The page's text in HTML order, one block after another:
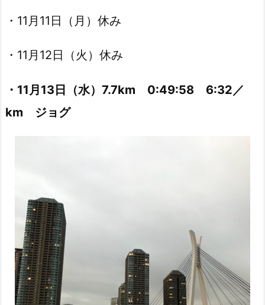
・11月11日（月）休み
・11月12日（火）休み
・11月13日（水）7.7km 0:49:58 6:32／
km ジョグ